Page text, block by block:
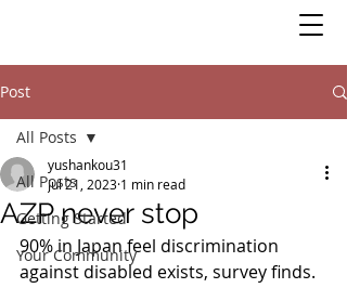
Post
All Posts
Getting Started
Your Community
All Posts
AZP never stop
yushankou31
Jul 21, 2023 1 min read
90% in Japan feel discrimination
against disabled exists, survey finds.